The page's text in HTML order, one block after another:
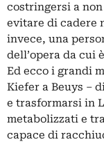
costringersi a
evitare di cadere
invece, una
dell’opera da cui
Ed ecco i grandi
Kiefer a Beuys –
e trasformarsi in
metabolizzati e
capace di